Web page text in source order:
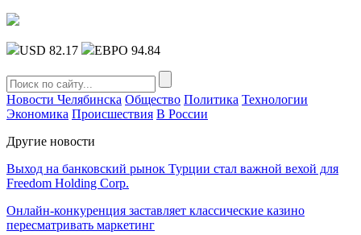
USD 82.17 ЕВРО 94.84
Новости Челябинска Общество Политика Технологии
Экономика Происшествия В России
Другие новости
Выход на банковский рынок Турции стал важной вехой для
Freedom Holding Corp.
Онлайн-конкуренция заставляет классические казино
пересматривать маркетинг